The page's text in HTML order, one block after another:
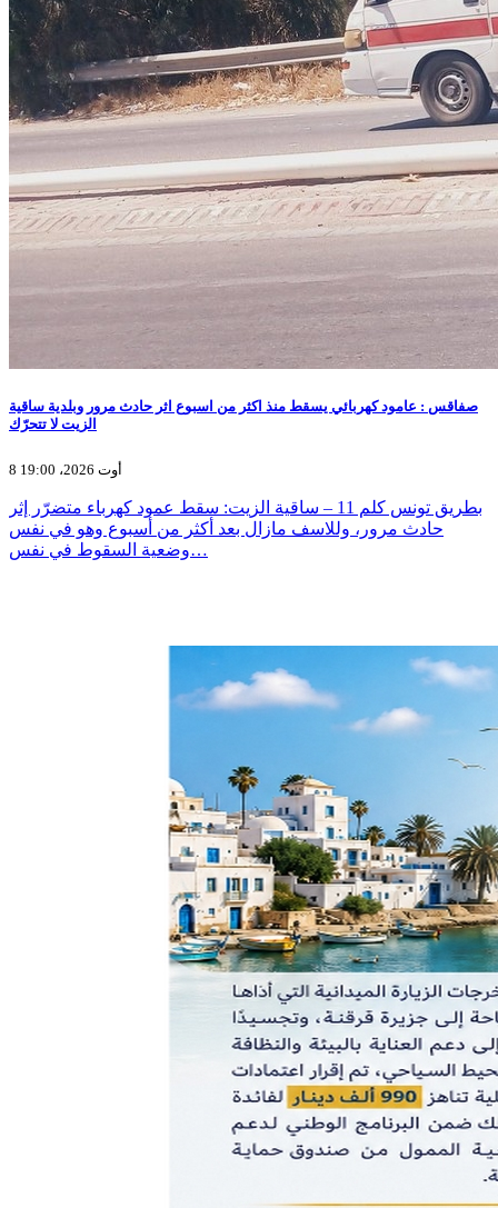
صفاقس : عامود كهربائي يسقط منذ اكثر من اسبوع اثر حادث مرور وبلدية ساقية
الزيت لا تتحرّك
8 أوت 2026، 19:00
بطريق تونس كلم 11 – ساقية الزيت: سقط عمود كهرباء متضرّر إثر
حادث مرور، وللاسف مازال بعد أكثر من أسبوع وهو في نفس
وضعية السقوط في نفس…